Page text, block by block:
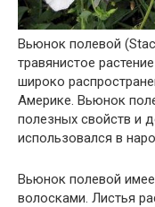
Вьюнок полевой
травянистое
широко
Америке. Вьюнок
полезных свойств и
использовался в
Вьюнок полевой
волосками. Листья